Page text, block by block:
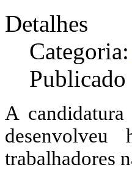
Detalhes
Categoria:
A
trabalhadores